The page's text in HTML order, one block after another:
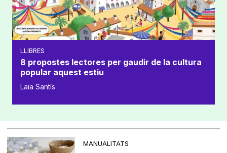
LLIBRES
8 propostes lectores per gaudir de la cultura
popular aquest estiu
Laia Santís
MANUALITATS